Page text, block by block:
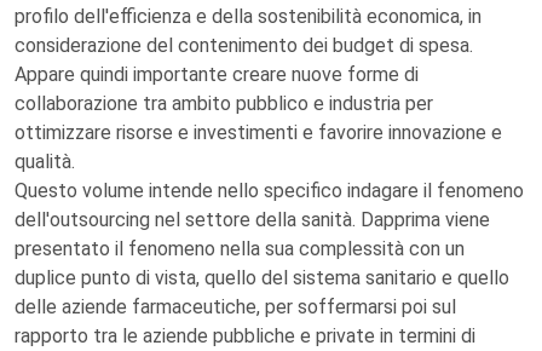
profilo dell'efficienza e della sostenibilità economica, in
considerazione del contenimento dei budget di spesa.
Appare quindi importante creare nuove forme di
collaborazione tra ambito pubblico e industria per
ottimizzare risorse e investimenti e favorire innovazione e
qualità.
Questo volume intende nello specifico indagare il fenomeno
dell'outsourcing nel settore della sanità. Dapprima viene
presentato il fenomeno nella sua complessità con un
duplice punto di vista, quello del sistema sanitario e quello
delle aziende farmaceutiche, per soffermarsi poi sul
rapporto tra le aziende pubbliche e private in termini di